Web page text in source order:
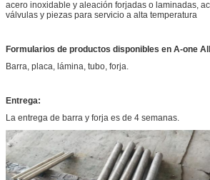
acero inoxidable y aleación forjadas o laminadas,
válvulas y piezas para servicio a alta temperatura
Formularios de productos disponibles en A-one
Barra, placa, lámina, tubo, forja.
Entrega:
La entrega de barra y forja es de 4 semanas.